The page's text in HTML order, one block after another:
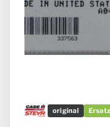
original